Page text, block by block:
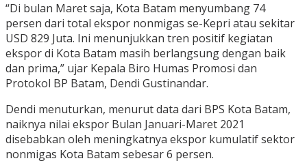
“Di bulan Maret saja, Kota Batam menyumbang 74
persen dari total ekspor nonmigas se-Kepri atau sekitar
USD 829 Juta. Ini menunjukkan tren positif kegiatan
ekspor di Kota Batam masih berlangsung dengan baik
dan prima,” ujar Kepala Biro Humas Promosi dan
Protokol BP Batam, Dendi Gustinandar.
Dendi menuturkan, menurut data dari BPS Kota Batam,
naiknya nilai ekspor Bulan Januari-Maret 2021
disebabkan oleh meningkatnya ekspor kumulatif sektor
nonmigas Kota Batam sebesar 6 persen.